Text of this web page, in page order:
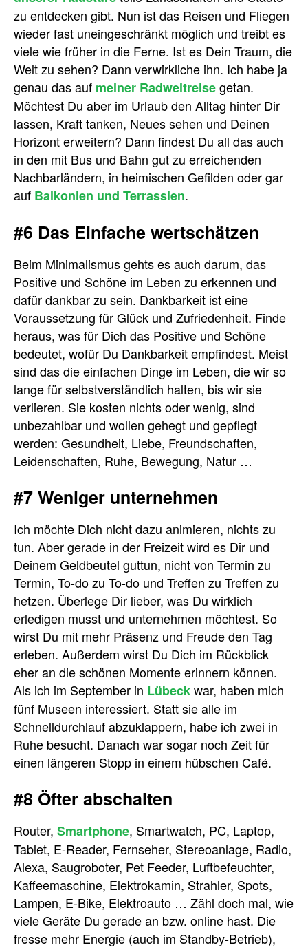
zu entdecken gibt. Nun ist das Reisen und Fliegen
wieder fast uneingeschränkt möglich und treibt es
viele wie früher in die Ferne. Ist es Dein Traum, die
Welt zu sehen? Dann verwirkliche ihn. Ich habe ja
genau das auf meiner Radweltreisegetan.
Möchtest Du aber im Urlaub den Alltag hinter Dir
lassen, Kraft tanken, Neues sehen und Deinen
Horizont erweitern? Dann findest Du all das auch
in den mit Bus und Bahn gut zu erreichenden
Nachbarländern, in heimischen Gefilden oder gar
auf Balkonien und Terrassien.
#6 Das Einfache wertschätzen
Beim Minimalismus gehts es auch darum, das
Positive und Schöne im Leben zu erkennen und
dafür dankbar zu sein. Dankbarkeit ist eine
Voraussetzung für Glück und Zufriedenheit. Finde
heraus, was für Dich das Positive und Schöne
bedeutet, wofür Du Dankbarkeit empfindest. Meist
sind das die einfachen Dinge im Leben, die wir so
lange für selbstverständlich halten, bis wir sie
verlieren. Sie kosten nichts oder wenig, sind
unbezahlbar und wollen gehegt und gepflegt
werden: Gesundheit, Liebe, Freundschaften,
Leidenschaften, Ruhe, Bewegung, Natur …
#7 Weniger unternehmen
Ich möchte Dich nicht dazu animieren, nichts zu
tun. Aber gerade in der Freizeit wird es Dir und
Deinem Geldbeutel guttun, nicht von Termin zu
Termin, To-do zu To-do und Treffen zu Treffen zu
hetzen. Überlege Dir lieber, was Du wirklich
erledigen musst und unternehmen möchtest. So
wirst Du mit mehr Präsenz und Freude den Tag
erleben. Außerdem wirst Du Dich im Rückblick
eher an die schönen Momente erinnern können.
Als ich im September in Lübeckwar, haben mich
fünf Museen interessiert. Statt sie alle im
Schnelldurchlauf abzuklappern, habe ich zwei in
Ruhe besucht. Danach war sogar noch Zeit für
einen längeren Stopp in einem hübschen Café.
#8 Öfter abschalten
Router, Smartphone, Smartwatch, PC, Laptop,
Tablet, E-Reader, Fernseher, Stereoanlage, Radio,
Alexa, Saugroboter, Pet Feeder, Luftbefeuchter,
Kaffeemaschine, Elektrokamin, Strahler, Spots,
Lampen, E-Bike, Elektroauto … Zähl doch mal, wie
viele Geräte Du gerade an bzw. online hast. Die
fresse mehr Energie (auch im Standby-Betrieb),